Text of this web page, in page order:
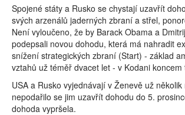
Spojené státy a Rusko se chystají uzavřít
svých arzenálů jaderných zbraní a střel,
Není vyloučeno, že by Barack Obama a
podepsali novou dohodu, která má nahradit
snížení strategických zbraní (Start) - základ
vztahů už téměř dvacet let - v Kodani koncem
USA a Rusko vyjednávají v Ženevě už
nepodařilo se jim uzavřít dohodu do 5.
dohoda vypršela.